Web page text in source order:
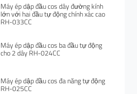
Máy ép dập đầu cos dây đường kính
lớn với hai đầu tự động chính xác cao
RH-033CC
Máy ép dập đầu cos ba đầu tự động
cho 2 dây RH-024CC
Máy ép dập đầu cos đa năng tự động
RH-025CC